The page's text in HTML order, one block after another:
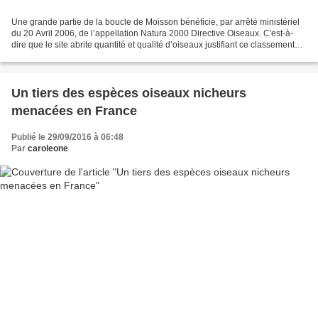
Une grande partie de la boucle de Moisson bénéficie, par arrêté ministériel
du 20 Avril 2006, de l’appellation Natura 2000 Directive Oiseaux. C'est-à-
dire que le site abrite quantité et qualité d’oiseaux justifiant ce classement
Un tiers des espèces oiseaux nicheurs
menacées en France
Publié le 29/09/2016 à 06:48
Par caroleone